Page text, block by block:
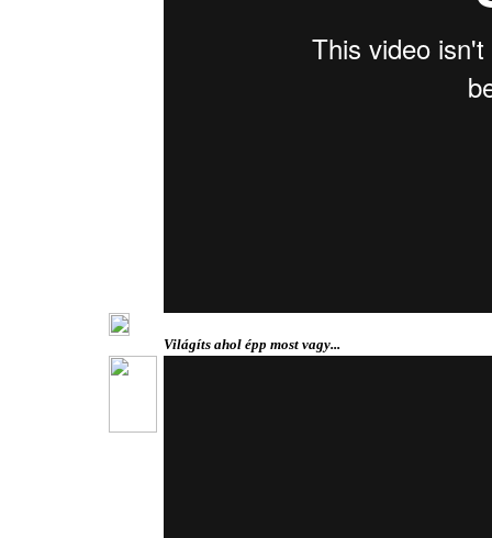
Világíts ahol épp most vagy...